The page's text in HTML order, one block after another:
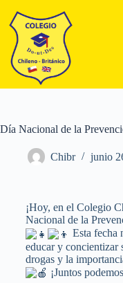
Día Nacional de la
Chibr junio
¡Hoy, en el Colegio
Nacional de la
Esta fecha
educar y concientizar
drogas y la
¡Juntos